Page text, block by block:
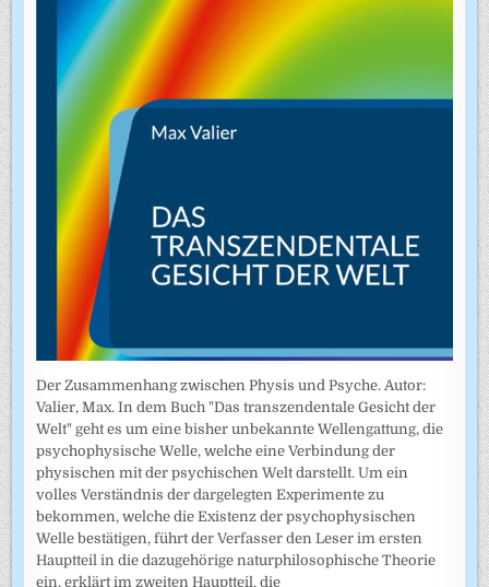
Der Zusammenhang zwischen Physis und Psyche. Autor:
Valier, Max. In dem Buch "Das transzendentale Gesicht der
Welt" geht es um eine bisher unbekannte Wellengattung, die
psychophysische Welle, welche eine Verbindung der
physischen mit der psychischen Welt darstellt. Um ein
volles Verständnis der dargelegten Experimente zu
bekommen, welche die Existenz der psychophysischen
Welle bestätigen, führt der Verfasser den Leser im ersten
Hauptteil in die dazugehörige naturphilosophische Theorie
ein, erklärt im zweiten Hauptteil, die